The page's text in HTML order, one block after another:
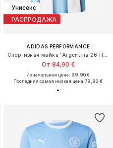
Унисекс
РАСПРОДАЖА
ADIDAS PERFORMANCE
От 84,90 €
Изначальная цена: 99,90 €
Последняя самая низкая цена:79,92 €